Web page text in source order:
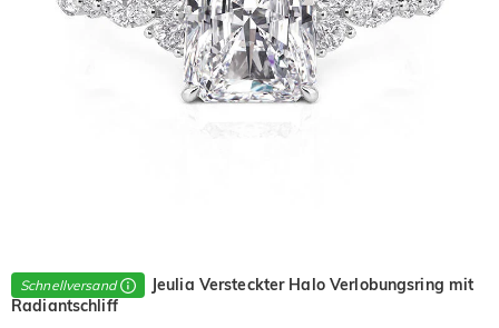
Schnellversand
Jeulia Versteckter Halo Verlobungsring mit
Radiantschliff